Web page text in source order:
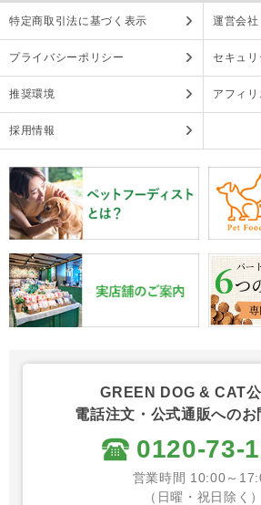
特定商取引法に基づく表示 運営会社
プライバシーポリシー セキュ
推奨環境 アフィ
採用情報
GREEN DOG & CAT
電話注文・公式通販へのお
0120-73-
営業時間 10:00～
（日曜・祝日除く）